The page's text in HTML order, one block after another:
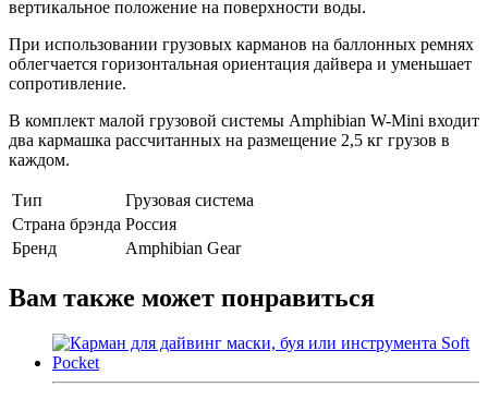
вертикальное положение на поверхности воды.
При использовании грузовых карманов на баллонных ремнях
облегчается горизонтальная ориентация дайвера и уменьшает
сопротивление.
В комплект малой грузовой системы Amphibian W-Mini входит
два кармашка рассчитанных на размещение 2,5 кг грузов в
каждом.
Тип
Грузовая система
Страна брэнда Россия
Бренд
Amphibian Gear
Вам также может понравиться